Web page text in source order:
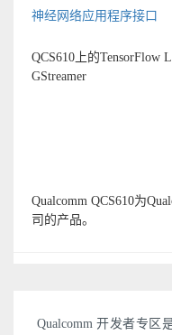
神经网络应用程序接口
QCS610上的TensorFlow
GStreamer
Qualcomm QCS610为
司的产品。
Qualcomm 开发者专区